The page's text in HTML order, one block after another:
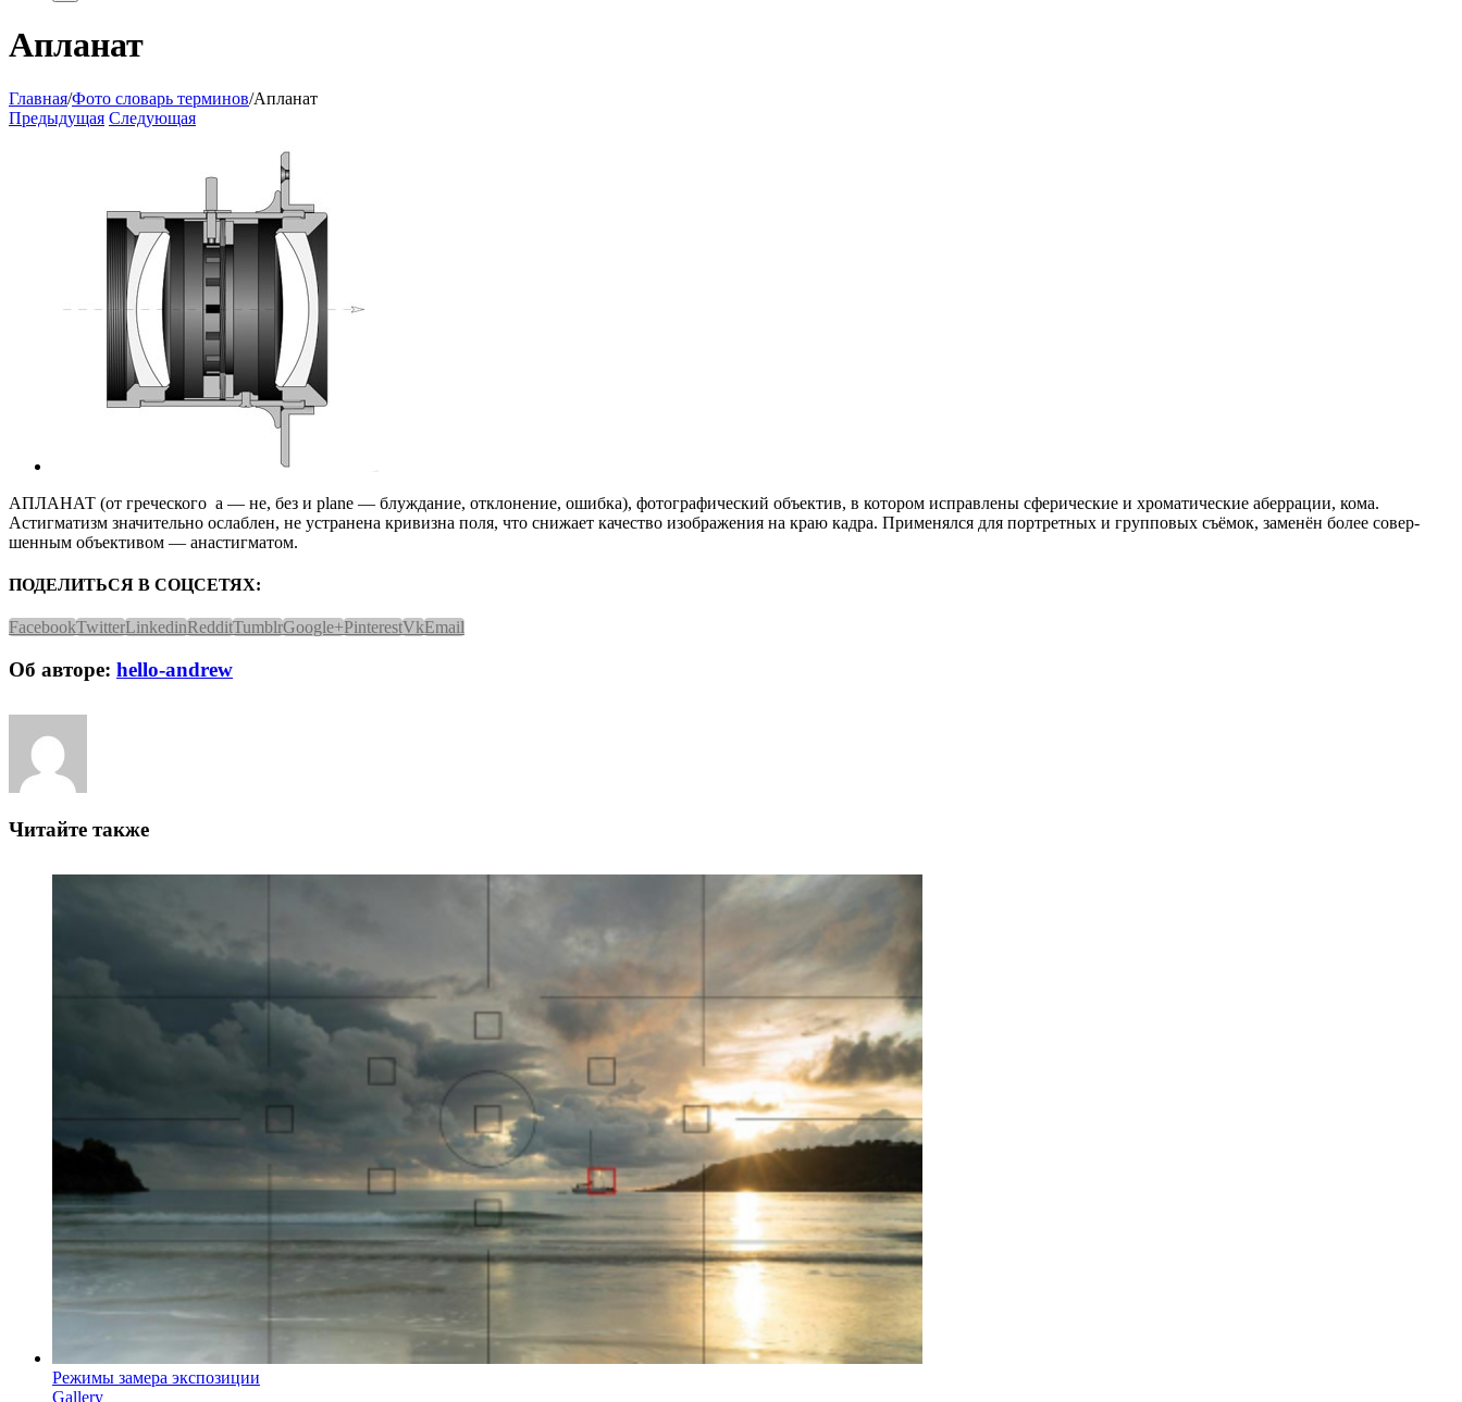
Апланат
Главная/Фото словарь терминов/Апланат
Предыдущая Следующая
АПЛАНАТ (от греческого а — не, без и plane — блуждание, отклонение, ошибка), фотографический объектив, в котором исправлены сферические и хроматические аберра­ции, кома.
Астигматизм зна­чительно ослаблен, не устра­нена кривизна поля, что сни­жает качество изображения на краю кадра. Применялся для портретных и групповых съёмок, заменён более совер­
шенным объективом — ана­стигматом.
ПОДЕЛИТЬСЯ В СОЦСЕТЯХ:
FacebookTwitterLinkedinRedditTumblrGoogle+PinterestVkEmail
Об авторе: hello-andrew
Читайте также
Режимы замера экспозиции
Gallery